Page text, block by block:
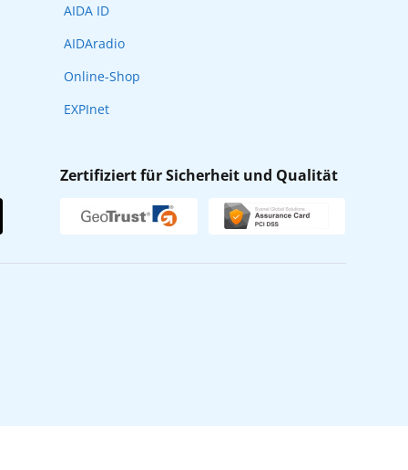
AIDA ID
AIDAradio
Online-Shop
EXPInet
Zertifiziert für Sicherheit und Qualität